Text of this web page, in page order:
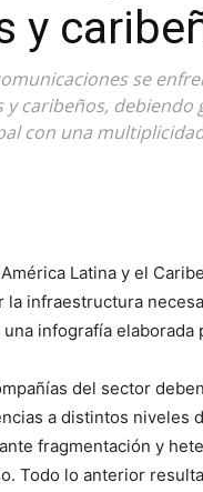
y
se
caribeños, debiendo
con una
Latina y el
infraestructura
infografía elaborada
del sector
a distintos niveles
fragmentación y
Todo lo anterior